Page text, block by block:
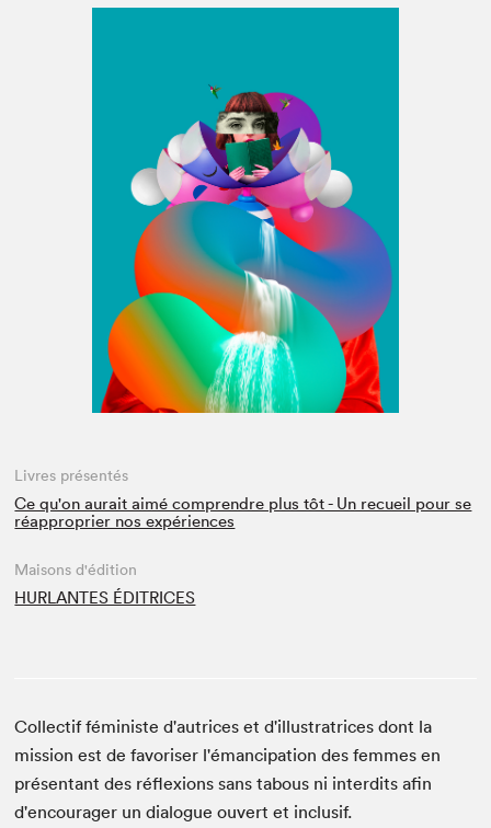
Espace médias
Livres présentés
Ce qu'on aurait aimé comprendre plus tôt - Un recueil pour se
réapproprier nos expériences
Maisons d'édition
HURLANTES ÉDITRICES
Collectif féministe d'autrices et d'illustratrices dont la
mission est de favoriser l'émancipation des femmes en
présentant des réflexions sans tabous ni interdits afin
d'encourager un dialogue ouvert et inclusif.